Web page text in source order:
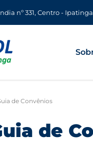
nº 331, Centro -
de Convênios
de